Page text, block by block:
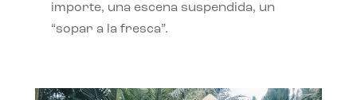
importe, una escena suspendida, un
“sopar a la fresca”.